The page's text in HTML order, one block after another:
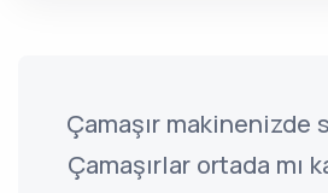
Çamaşır makinenizde
Çamaşırlar ortada mı